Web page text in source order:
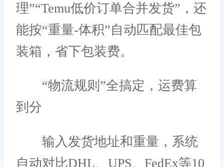
理”“Temu低价订单合并发货”，还
能按“重量-体积”自动匹配最佳包
装箱，省下包装费。
“物流规则”全搞定，运费算
到分
输入发货地址和重量，系统
自动对比DHL、UPS、FedEx等10